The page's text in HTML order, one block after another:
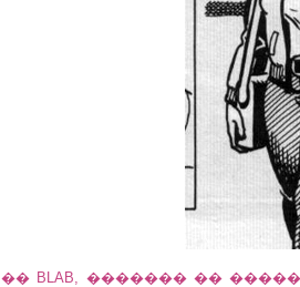
�� BLAB, ������� ��